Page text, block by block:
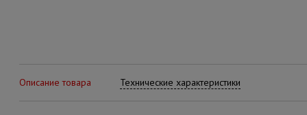
Описание товара Технические характеристики